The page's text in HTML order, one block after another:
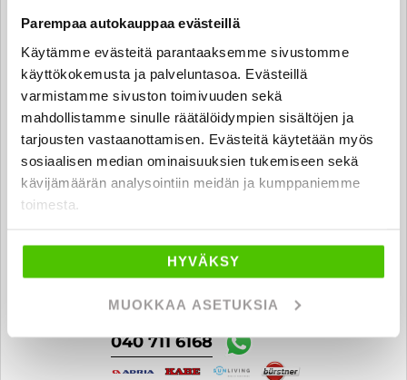
Parempaa autokauppaa evästeillä
Käytämme evästeitä parantaaksemme sivustomme
käyttökokemusta ja palveluntasoa. Evästeillä
varmistamme sivuston toimivuuden sekä
mahdollistamme sinulle räätälöidympien sisältöjen ja
tarjousten vastaanottamisen. Evästeitä käytetään myös
sosiaalisen median ominaisuuksien tukemiseen sekä
kävijämäärän analysointiin meidän ja kumppaniemme
toimesta.
HYVÄKSY
MUOKKAA ASETUKSIA
Antti Oittinen
antti.oittinen @rintajouppi.fi
040 711 3991
Automyyjä FI | EN
samuli.maki-mantila
040 711 6168